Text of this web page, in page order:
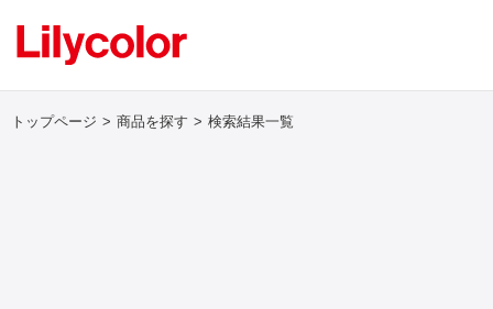
トップページ 商品を探す 検索結果一覧